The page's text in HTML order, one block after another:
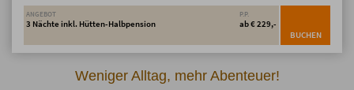
ANGEBOT
3 Nächte inkl. Hütten-Halbpension
P.P.
ab € 229,-
BUCHEN
Weniger Alltag, mehr Abenteuer!